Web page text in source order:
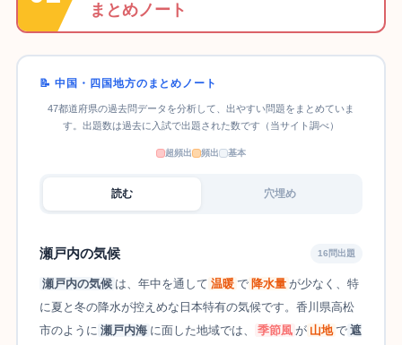
まとめノート
📝 中国・四国地方のまとめノート
47都道府県の過去問データを分析して、出やすい問題をまとめていま
す。出題数は過去に入試で出題された数です（当サイト調べ）
超頻出 頻出 基本
読む 穴埋め
瀬戸内の気候 16問出題
瀬戸内の気候 は、年中を通して 温暖 で 降水量 が少なく、特
に夏と冬の降水が控えめな日本特有の気候です。香川県高松
市のように 瀬戸内海 に面した地域では、 季節風 が 山地 で 遮